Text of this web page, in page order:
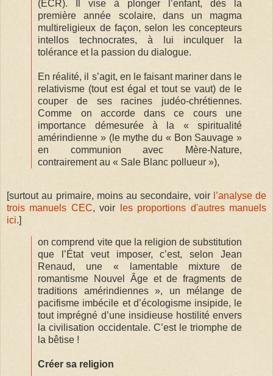
(ECR). Il vise à plonger l’enfant, dès la
première année scolaire, dans un magma
multireligieux de façon, selon les concepteurs
intellos technocrates, à lui inculquer la
tolérance et la passion du dialogue.
En réalité, il s’agit, en le faisant mariner dans le
relativisme (tout est égal et tout se vaut) de le
couper de ses racines judéo-chrétiennes.
Comme on accorde dans ce cours une
importance démesurée à la « spiritualité
amérindienne » (le mythe du « Bon Sauvage »
en communion avec Mère-Nature,
contrairement au « Sale Blanc pollueur »),
[surtout au primaire, moins au secondaire, voir l’analyse de
trois manuels CEC, voir
les proportions d'autres manuels
ici.]
on comprend vite que la religion de substitution
que l’État veut imposer, c’est, selon Jean
Renaud, une « lamentable mixture de
romantisme Nouvel Âge et de fragments de
traditions amérindiennes », un mélange de
pacifisme imbécile et d’écologisme insipide, le
tout imprégné d’une insidieuse hostilité envers
la civilisation occidentale. C’est le triomphe de
la bêtise !
Créer sa religion